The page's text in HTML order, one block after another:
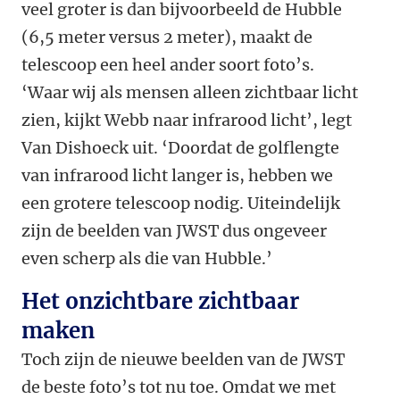
veel groter is dan bijvoorbeeld de Hubble
(6,5 meter versus 2 meter), maakt de
telescoop een heel ander soort foto’s.
‘Waar wij als mensen alleen zichtbaar licht
zien, kijkt Webb naar infrarood licht’, legt
Van Dishoeck uit. ‘Doordat de golflengte
van infrarood licht langer is, hebben we
een grotere telescoop nodig. Uiteindelijk
zijn de beelden van JWST dus ongeveer
even scherp als die van Hubble.’
Het onzichtbare zichtbaar
maken
Toch zijn de nieuwe beelden van de JWST
de beste foto’s tot nu toe. Omdat we met